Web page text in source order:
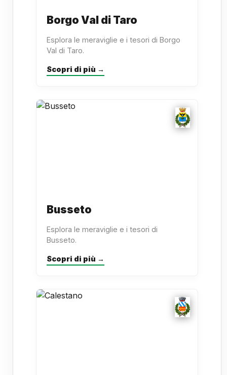
Borgo Val di Taro
Esplora le meraviglie e i tesori di Borgo
Val di Taro.
Scopri di più →
Busseto
Esplora le meraviglie e i tesori di
Busseto.
Scopri di più →